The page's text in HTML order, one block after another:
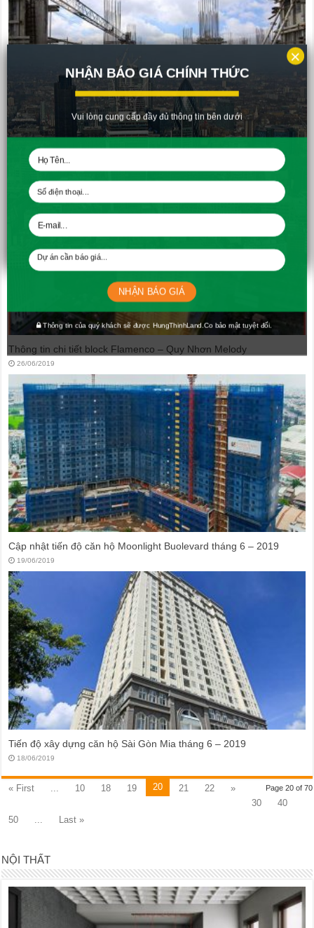
Tiến độ căn hộ Richmond City Tháng 7 – 2019
15/08/2019
Thông tin chi tiết block Flamenco – Quy Nhơn Melody
26/06/2019
Cập nhật tiến độ căn hộ Moonlight Buolevard tháng 6 – 2019
19/06/2019
Tiến độ xây dựng căn hộ Sài Gòn Mia tháng 6 – 2019
18/06/2019
Page 20 of 70
« First 10 18 19 20 21 22
»
30
40
50
Last »
NỘI THẤT
NHẬN BÁO GIÁ CHÍNH THỨC
Vui lòng cung cấp đầy đủ thông tin bên dưới
Thông tin của quý khách sẽ được HungThinhLand.Co bảo mật tuyệt đối.
NHẬN BÁO GIÁ
×